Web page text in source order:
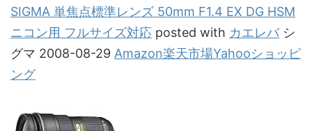
SIGMA 単焦点標準レンズ 50mm F1.4 EX DG HSM
ニコン用 フルサイズ対応 posted with カエレバシ
グマ 2008-08-29 Amazon楽天市場Yahooショッピ
ング